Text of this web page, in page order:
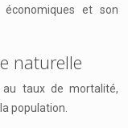
et son
naturelle
taux de mortalité,
population.